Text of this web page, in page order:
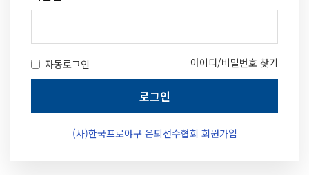
자동로그인 아이디/비밀번호 찾기
로그인
(사)한국프로야구 은퇴선수협회 회원가입